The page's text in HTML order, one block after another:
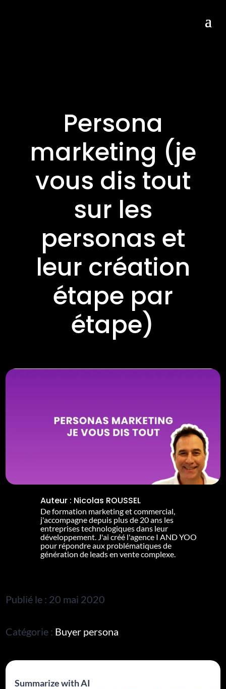
Persona
marketing (je
vous dis tout
sur les
personas et
leur création
étape par
étape)
Auteur : Nicolas ROUSSEL
De formation marketing et commercial,
j'accompagne depuis plus de 20 ans les
entreprises technologiques dans leur
développement. J'ai créé l'agence I AND YOO
pour répondre aux problématiques de
génération de leads en vente complexe.
Publié le : 20 mai 2020
Catégorie : Buyer persona
Summarize with AI